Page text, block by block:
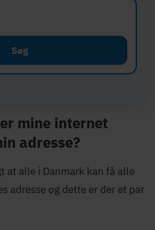
Søg
mine internet
adresse?
at alle i Danmark kan få alle
adresse og dette er der et par